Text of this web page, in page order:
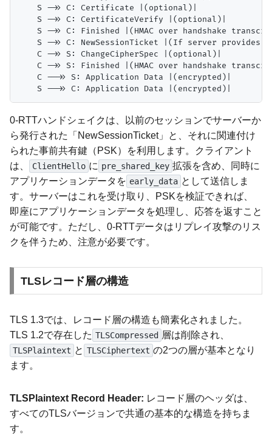
    S ->> C: Certificate |(optional)|
    S ->> C: CertificateVerify |(optional)|
S ->> C: Finished |(HMAC over handshake
S ->> C: NewSessionTicket |(If server provides
    C ->> S: ChangeCipherSpec |(optional)|
C ->> S: Finished |(HMAC over handshake
    C -->> S: Application Data |(encrypted)|
0-RTTハンドシェイクは、以前のセッションでサーバーか
ら発行された「NewSessionTicket」と、それに関連付け
られた事前共有鍵（PSK）を利用します。クライアント
は、
ClientHello に pre_shared_key 拡張を含め、同時に
アプリケーションデータを early_data として送信しま
す。サーバーはこれを受け取り、PSKを検証できれば、
即座にアプリケーションデータを処理し、応答を返すこと
が可能です。ただし、0-RTTデータはリプレイ攻撃のリス
クを伴うため、注意が必要です。
TLSレコード層の構造
TLS 1.3では、レコード層の構造も簡素化されました。
TLS 1.2で存在した TLSCompressed 層は削除され、
TLSPlaintext と TLSCiphertext の2つの層が基本となり
ます。
TLSPlaintext Record Header: レコード層のヘッダは、
すべてのTLSバージョンで共通の基本的な構造を持ちま
す。